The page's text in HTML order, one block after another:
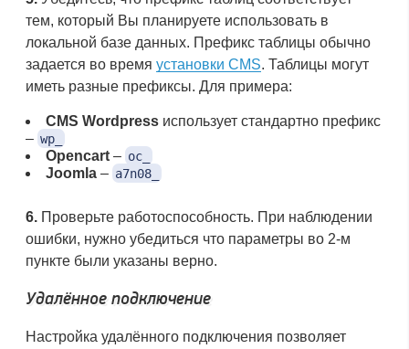
тем, который Вы планируете использовать в
локальной базе данных. Префикс таблицы обычно
задается во время установки CMS. Таблицы могут
иметь разные префиксы. Для примера:
CMS Wordpress использует стандартно префикс
– wp_
Opencart – oc_
Joomla – a7n08_
6. Проверьте работоспособность. При наблюдении
ошибки, нужно убедиться что параметры во 2-м
пункте были указаны верно.
Удалённое подключение
Настройка удалённого подключения позволяет